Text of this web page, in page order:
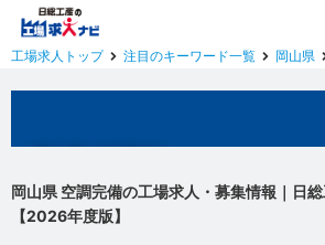
工場求人トップ 注目のキーワード一覧 岡山県
岡山県 空調完備の工場求人・募集情報｜日
【2026年度版】